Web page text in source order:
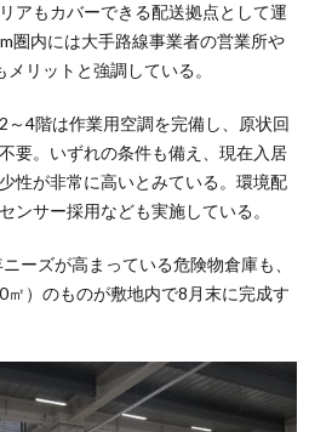
アもカバーできる配送拠点として運
圏内には大手路線事業者の営業所や
リットと強調している。
4階は作業用空調を完備し、原状回
要。いずれの条件も備え、現在入居
性が非常に高いとみている。環境配
ンサー採用なども実施している。
ーズが高まっている危険物倉庫も、
）のものが敷地内で8月末に完成す